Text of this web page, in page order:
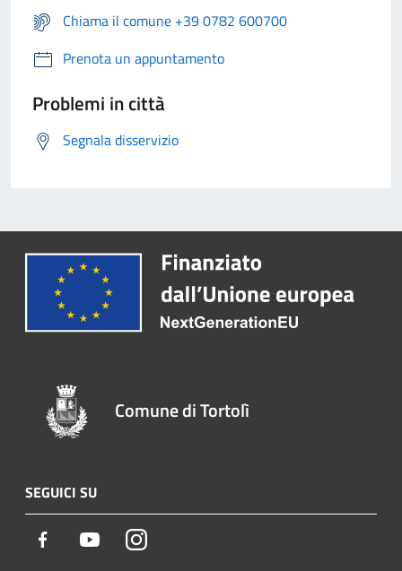
Chiama il comune +39 0782 600700
Prenota un appuntamento
Problemi in città
Segnala disservizio
Comune di Tortolì
SEGUICI SU
Facebook YoutubeInstagram